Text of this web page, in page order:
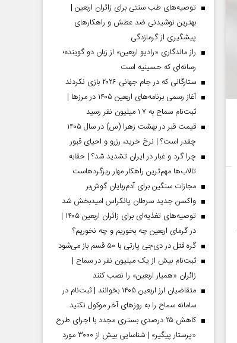
توصیه‌های طب سنتی برای زائران اربعین |
بهترین نوشیدنی ضد عطش و راهکارهای
پیشگیری از گرمازدگی
راز ماندگاری «رادیو اربعین» از زبان دو گوینده؛
رسانه‌ای که حسینیه است
ستارگانی که در جام جهانی ۲۰۲۶ بازی نکردند
آغاز رسمی برنامه‌های اربعین ۱۴۰۵ در مرز‌ها |
ثبت‌نام سماح به ۱.۷ میلیون نفر رسید
قیمت قبر در بهشت زهرا (س) در سال ۱۴۰۵
چقدر است؟ | نرخ خرید، رزرو و احیای قبور
چرا گرد و غبار در ایران تشدید شد؟ | حقابه
تالاب‌ها مهم‌ترین راهکار مهار ریزگردهاست
مجازات سنگین برای آدم‌ربایان گوش‌بر
واکسن جدید سرطان پانکراس امیدبخش شد
توصیه‌های تغذیه‌ای برای زائران اربعین ۱۴۰۵ |
در گرمای اربعین چه بخوریم و چه نخوریم؟
گره قتل در دی‌جی پارتی با ۵۰ قسم باز می‌شود
ثبت‌نام بیش از یک میلیون نفر در سماح |
زائران «همیار اربعین» را نصب کنند
متقاضیان ارز اربعین ۱۴۰۵ بخوانند | ثبت‌نام در
سامانه سماح را به روز‌های آخر موکول نکنید
کاهش ۲۵ درصدی بستری مجدد با اجرای طرح
«پرستار پیگیر» | شناسایی بیش از ۳۰۰۰ مورد